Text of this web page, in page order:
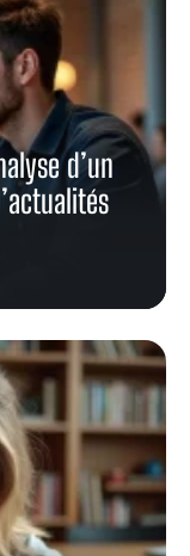
d’un